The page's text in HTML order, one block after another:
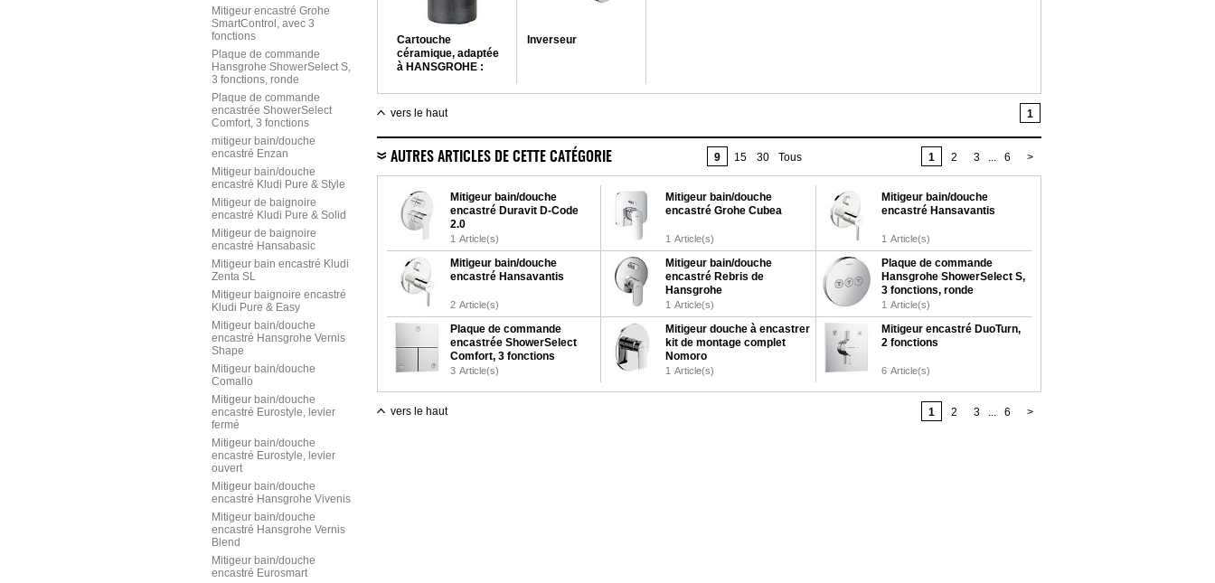
Mitigeur encastré Grohe
SmartControl, avec 3
fonctions
Plaque de commande
Hansgrohe ShowerSelect S,
3 fonctions, ronde
Plaque de commande
encastrée ShowerSelect
Comfort, 3 fonctions
mitigeur bain/douche
encastré Enzan
Mitigeur bain/douche
encastré Kludi Pure & Style
Mitigeur de baignoire
encastré Kludi Pure & Solid
Mitigeur de baignoire
encastré Hansabasic
Mitigeur bain encastré Kludi
Zenta SL
Mitigeur baignoire encastré
Kludi Pure & Easy
Mitigeur bain/douche
encastré Hansgrohe Vernis
Shape
Mitigeur bain/douche
Comallo
Mitigeur bain/douche
encastré Eurostyle, levier
fermé
Mitigeur bain/douche
encastré Eurostyle, levier
ouvert
Mitigeur bain/douche
encastré Hansgrohe Vivenis
Mitigeur bain/douche
encastré Hansgrohe Vernis
Blend
Mitigeur bain/douche
encastré Eurosmart
Cartouche
céramique, adaptée
à HANSGROHE :
et nouveaux
mitigeurs Allegra -
Inverseur
vers le haut 1
AUTRES ARTICLES DE CETTE CATÉGORIE 9 15 30 Tous 1 2 3 ... 6 >
Mitigeur bain/douche
encastré Duravit D-Code
2.0
1 Article(s)
Mitigeur bain/douche
encastré Grohe Cubea
1 Article(s)
Mitigeur bain/douche
encastré Hansavantis
1 Article(s)
Mitigeur bain/douche
encastré Hansavantis
2 Article(s)
Mitigeur bain/douche
encastré Rebris de
Hansgrohe
1 Article(s)
Plaque de commande
Hansgrohe ShowerSelect S,
3 fonctions, ronde
1 Article(s)
Plaque de commande
encastrée ShowerSelect
Comfort, 3 fonctions
3 Article(s)
Mitigeur douche à encastrer
kit de montage complet
Nomoro
1 Article(s)
Mitigeur encastré DuoTurn,
2 fonctions
6 Article(s)
vers le haut 1 2 3 ... 6 >